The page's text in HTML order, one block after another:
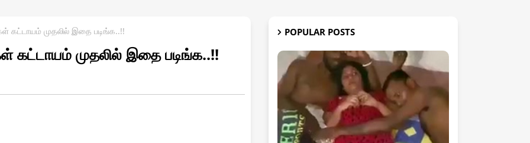
கட்டாயம் முதலில் இதை படிங்க..!!
கட்டாயம் முதலில் இதை படிங்க..!!
POPULAR POSTS